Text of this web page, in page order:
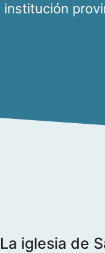
institución
La iglesia de